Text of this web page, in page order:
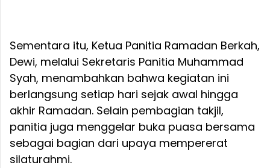
Sementara itu, Ketua Panitia Ramadan Berkah,
Dewi, melalui Sekretaris Panitia Muhammad
Syah, menambahkan bahwa kegiatan ini
berlangsung setiap hari sejak awal hingga
akhir Ramadan. Selain pembagian takjil,
panitia juga menggelar buka puasa bersama
sebagai bagian dari upaya mempererat
silaturahmi.